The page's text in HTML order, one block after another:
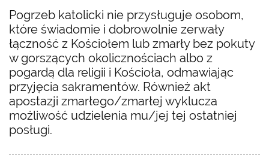
Pogrzeb katolicki nie przysługuje osobom,
które świadomie i dobrowolnie zerwały
łączność z Kościołem lub zmarły bez pokuty
w gorszących okolicznościach albo z
pogardą dla religii i Kościoła, odmawiając
przyjęcia sakramentów. Również akt
apostazji zmarłego/zmarłej wyklucza
możliwość udzielenia mu/jej tej ostatniej
posługi.